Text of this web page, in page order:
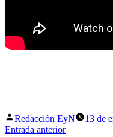
Publicado
por
Redacción EyN 13 de
Navegación
Entrada anteriorEntrada